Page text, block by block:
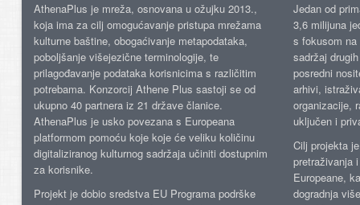
AthenaPlus je mreža, osnovana u ožujku 2013.,
koja ima za cilj omogućavanje pristupa mrežama
kulturne baštine, obogaćivanje metapodataka,
poboljšanje višejezične terminologije, te
prilagođavanje podataka korisnicima s različitim
potrebama. Konzorcij Athene Plus sastoji se od
ukupno 40 partnera iz 21 države članice.
AthenaPlus je usko povezana s Europeana
platformom pomoću koje koje će veliku količinu
digitaliziranog kulturnog sadržaja učiniti dostupnim
za korisnike.
Projekt je dobio sredstva EU Programa podrške
Jedan od
3,6 milijuna
s fokusom
sadržaj
posredni
arhivi,
organizacije,
uključen i
Cilj projekta
pretraživanja
Europeane,
dogradnja